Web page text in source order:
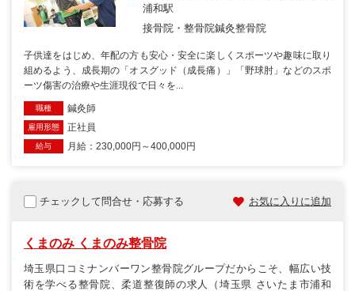
浦和駅
接骨院・整骨院鍼灸整骨院
子供達をはじめ、年配の方も安心・安全に楽しくスポーツや趣味に取り
組めるよう、成長期の「オスグッド（成長痛）」「野球肘」などのスポ
ーツ傷害の治療や生涯現役で日々を...
職種 鍼灸師
雇用形態 正社員
給与 月給：230,000円～400,000円
チェックして問合せ・応募する お気に入りに追加
くまのみ くまのみ整骨院
埼玉県口コミナンバーワン整骨院グループだからこそ、幅広い技
術を学べる整骨院、柔道整復師の求人（埼玉県 さいたま市浦和